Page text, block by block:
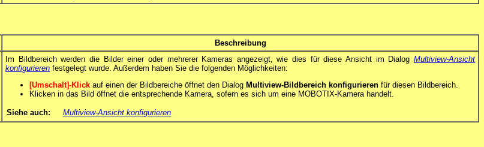
Beschreibung
Im Bildbereich werden die Bilder einer oder mehrerer Kameras angezeigt, wie dies für diese Ansicht im Dialog Multiview-Ansicht
konfigurieren festgelegt wurde. Außerdem haben Sie die folgenden Möglichkeiten:
[Umschalt]-Klick auf einen der Bildbereiche öffnet den Dialog Multiview-Bildbereich konfigurieren für diesen Bildbereich.
Klicken in das Bild öffnet die entsprechende Kamera, sofern es sich um eine MOBOTIX-Kamera handelt.
Siehe auch: Multiview-Ansicht konfigurieren